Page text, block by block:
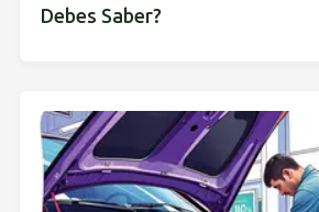
Debes Saber?